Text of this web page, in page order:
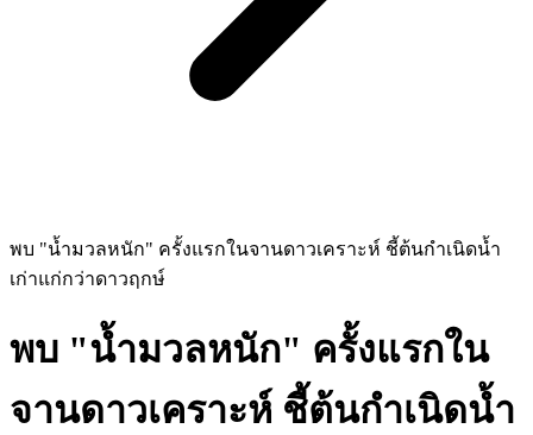
พบ "น้ำมวลหนัก" ครั้งแรกในจานดาวเคราะห์ ชี้ต้นกำเนิดน้ำ
เก่าแก่กว่าดาวฤกษ์
พบ "น้ำมวลหนัก" ครั้งแรกใน
จานดาวเคราะห์ ชี้ต้นกำเนิดน้ำ